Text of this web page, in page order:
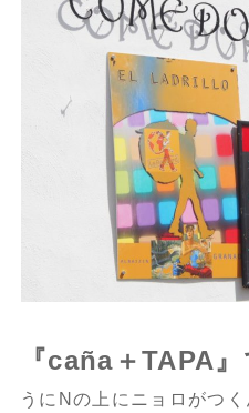
『caña＋TAPA』
うにNの上にニョロがつ